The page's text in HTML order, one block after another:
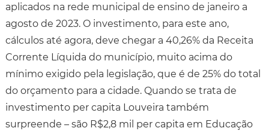
aplicados na rede municipal de ensino de janeiro a
agosto de 2023. O investimento, para este ano,
cálculos até agora, deve chegar a 40,26% da Receita
Corrente Líquida do município, muito acima do
mínimo exigido pela legislação, que é de 25% do total
do orçamento para a cidade. Quando se trata de
investimento per capita Louveira também
surpreende – são R$2,8 mil per capita em Educação